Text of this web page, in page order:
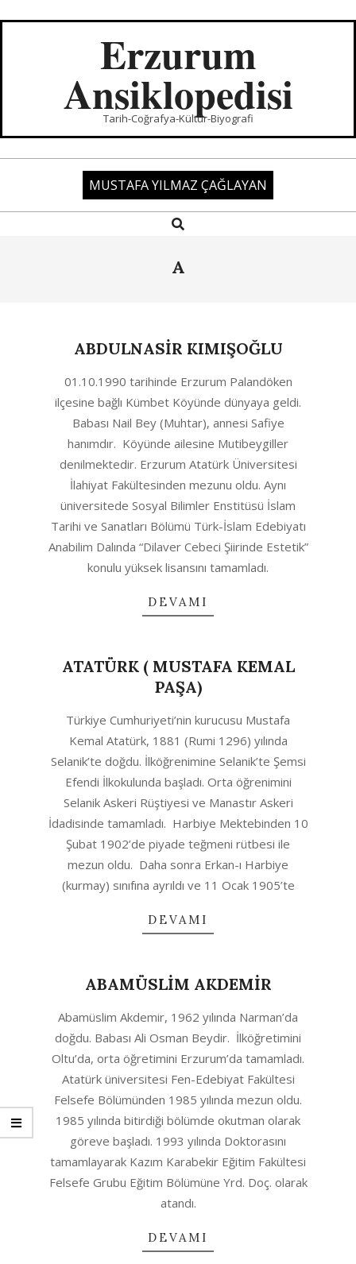
Erzurum
Ansiklopedisi
Tarih-Coğrafya-Kültür-Biyografi
MUSTAFA YILMAZ ÇAĞLAYAN
Search
A
ABDULNASİR KIMIŞOĞLU
04-
11
01.10.1990 tarihinde Erzurum Palandöken
ilçesine bağlı Kümbet Köyünde dünyaya geldi.
Babası Nail Bey (Muhtar), annesi Safiye
hanımdır. Köyünde ailesine Mutibeygiller
denilmektedir. Erzurum Atatürk Üniversitesi
İlahiyat Fakültesinden mezunu oldu. Aynı
üniversitede Sosyal Bilimler Enstitüsü İslam
Tarihi ve Sanatları Bölümü Türk-İslam Edebiyatı
Anabilim Dalında “Dilaver Cebeci Şiirinde Estetik”
konulu yüksek lisansını tamamladı.
DEVAMI
ATATÜRK ( MUSTAFA KEMAL
PAŞA)
Türkiye Cumhuriyeti’nin kurucusu Mustafa
Kemal Atatürk, 1881 (Rumi 1296) yılında
Selanik’te doğdu. İlköğrenimine Selanik’te Şemsi
Efendi İlkokulunda başladı. Orta öğrenimini
Selanik Askeri Rüştiyesi ve Manastır Askeri
İdadisinde tamamladı. Harbiye Mektebinden 10
Şubat 1902’de piyade teğmeni rütbesi ile
mezun oldu. Daha sonra Erkan-ı Harbiye
(kurmay) sınıfına ayrıldı ve 11 Ocak 1905’te
DEVAMI
ABAMÜSLİM AKDEMİR
10-
06
Abamüslim Akdemir, 1962 yılında Narman’da
doğdu. Babası Ali Osman Beydir. İlköğretimini
Oltu’da, orta öğretimini Erzurum’da tamamladı.
Atatürk üniversitesi Fen-Edebiyat Fakültesi
Felsefe Bölümünden 1985 yılında mezun oldu.
1985 yılında bitirdiği bölümde okutman olarak
göreve başladı. 1993 yılında Doktorasını
tamamlayarak Kazım Karabekir Eğitim Fakültesi
Felsefe Grubu Eğitim Bölümüne Yrd. Doç. olarak
atandı.
DEVAMI